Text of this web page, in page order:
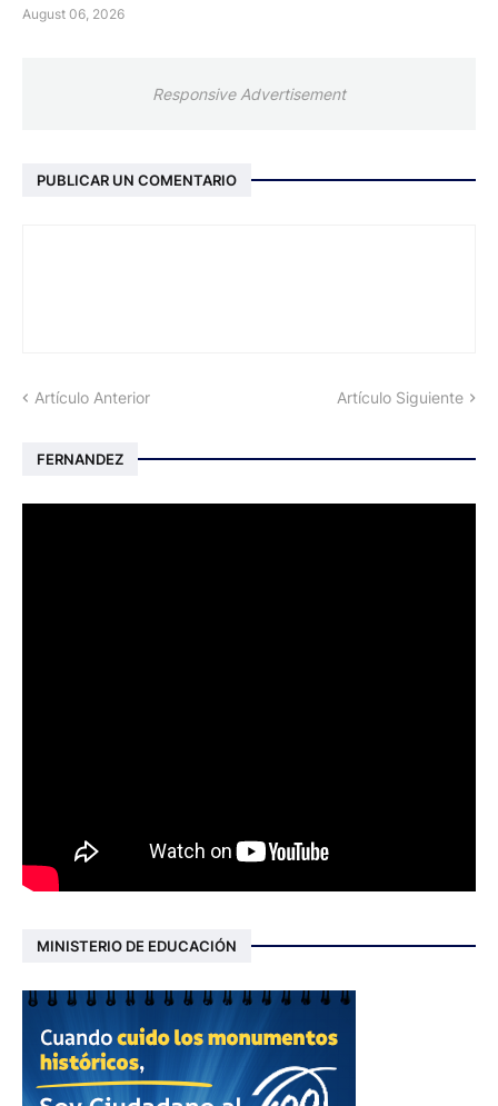
August 06, 2026
Responsive Advertisement
PUBLICAR UN COMENTARIO
Artículo Anterior Artículo Siguiente
FERNANDEZ
MINISTERIO DE EDUCACIÓN